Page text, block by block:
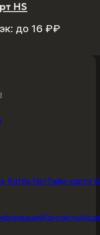
HS
до 16 ₽₽
Battle.NetТайм-карта
Контакты